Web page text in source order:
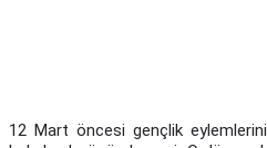
12 Mart öncesi gençlik